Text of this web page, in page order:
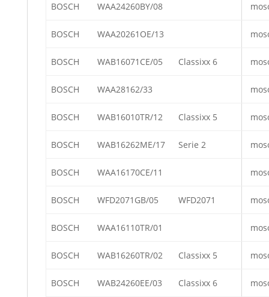
BOSCH WAA24260BY/08
BOSCH WAA20261OE/13
BOSCH WAB16071CE/05 Classixx 6
BOSCH WAA28162/33
BOSCH WAB16010TR/12 Classixx 5
BOSCH WAB16262ME/17 Serie 2
BOSCH WAA16170CE/11
BOSCH WFD2071GB/05 WFD2071
BOSCH WAA16110TR/01
BOSCH WAB16260TR/02 Classixx 5
BOSCH WAB24260EE/03 Classixx 6